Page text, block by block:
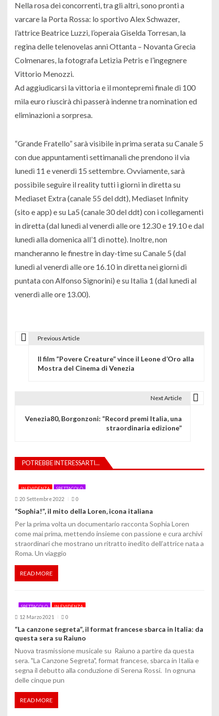
Nella rosa dei concorrenti, tra gli altri, sono pronti a
varcare la Porta Rossa: lo sportivo Alex Schwazer,
l’attrice Beatrice Luzzi, l’operaia Giselda Torresan, la
regina delle telenovelas anni Ottanta – Novanta Grecia
Colmenares, la fotografa Letizia Petris e l’ingegnere
Vittorio Menozzi.
Ad aggiudicarsi la vittoria e il montepremi finale di 100
mila euro riuscirà chi passerà indenne tra nomination ed
eliminazioni a sorpresa.
“Grande Fratello” sarà visibile in prima serata su Canale 5
con due appuntamenti settimanali che prendono il via
lunedì 11 e venerdì 15 settembre. Ovviamente, sarà
possibile seguire il reality tutti i giorni in diretta su
Mediaset Extra (canale 55 del ddt), Mediaset Infinity
(sito e app) e su La5 (canale 30 del ddt) con i collegamenti
in diretta (dal lunedì al venerdì alle ore 12.30 e 19.10 e dal
lunedì alla domenica all’1 di notte). Inoltre, non
mancheranno le finestre in day-time su Canale 5 (dal
lunedì al venerdì alle ore 16.10 in diretta nei giorni di
puntata con Alfonso Signorini) e su Italia 1 (dal lunedì al
venerdì alle ore 13.00).
i
o
n
e
a
r
c
o
l
i
Previous Article
Il film “Povere Creature” vince il Leone d’Oro alla
Mostra del Cinema di Venezia
Next Article
Venezia80, Borgonzoni: “Record premi Italia, una
straordinaria edizione”
POTREBBE INTERESSARTI...
IN EVIDENZA SPETTACOLO
20 Settembre 2022 0
“Sophia!”, il mito della Loren, icona italiana
Per la prima volta un documentario racconta Sophia Loren
come mai prima, mettendo insieme con passione e cura archivi
straordinari che mostrano un ritratto inedito dell’attrice nata a
Roma. Un viaggio
READ MORE
SPETTACOLO IN EVIDENZA
12 Marzo 2021 0
“La canzone segreta”, il format francese sbarca in Italia: da
questa sera su Raiuno
Nuova trasmissione musicale su Raiuno a partire da questa
sera. "La Canzone Segreta", format francese, sbarca in Italia e
segna il debutto alla conduzione di Serena Rossi. In ognuna
delle cinque pun
READ MORE